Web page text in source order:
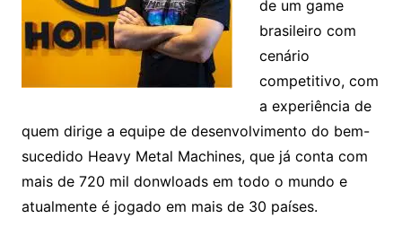
de um game
brasileiro com
cenário
competitivo, com
a experiência de
quem dirige a equipe de desenvolvimento do bem-
sucedido Heavy Metal Machines, que já conta com
mais de 720 mil donwloads em todo o mundo e
atualmente é jogado em mais de 30 países.